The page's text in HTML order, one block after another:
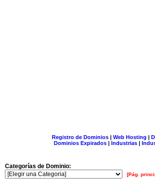
Registro de Dominios| Web Hosting |
Dominios Expirados | Industrias |
Categorías de Dominio:
[Pág.